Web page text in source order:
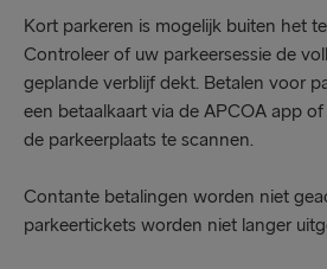
Kort parkeren is mogelijk buiten het
Controleer of uw parkeersessie de
geplande verblijf dekt. Betalen voor
een betaalkaart via de APCOA app
de parkeerplaats te scannen.
Contante betalingen worden niet
parkeertickets worden niet langer